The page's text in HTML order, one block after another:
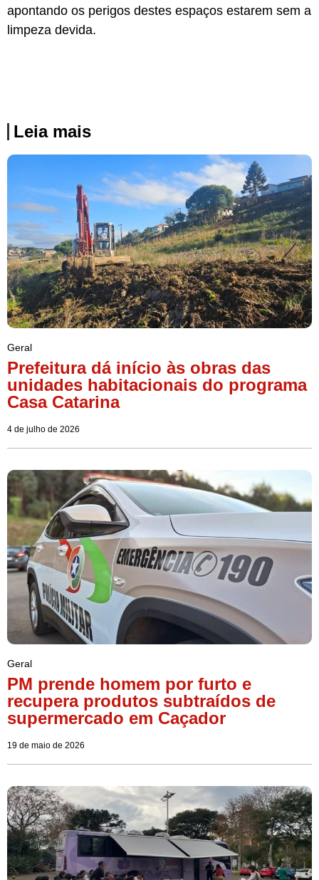
apontando os perigos destes espaços estarem sem a
limpeza devida.
Leia mais
Geral
Prefeitura dá início às obras das
unidades habitacionais do programa
Casa Catarina
4 de julho de 2026
Geral
PM prende homem por furto e
recupera produtos subtraídos de
supermercado em Caçador
19 de maio de 2026